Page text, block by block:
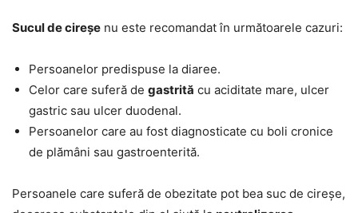
Sucul de cireșe nu este recomandat în următoarele cazuri:
Persoanelor predispuse la diaree.
Celor care suferă de gastrită cu aciditate mare, ulcer
gastric sau ulcer duodenal.
Persoanelor care au fost diagnosticate cu boli cronice
de plămâni sau gastroenterită.
Persoanele care suferă de obezitate pot bea suc de cireșe,